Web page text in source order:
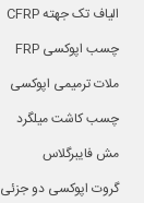
الیاف تک جهته CFRP
چسب اپوکسی FRP
ملات ترمیمی اپوکسی
چسب کاشت میلگرد
مش فایبرگلاس
گروت اپوکسی دو جزئی